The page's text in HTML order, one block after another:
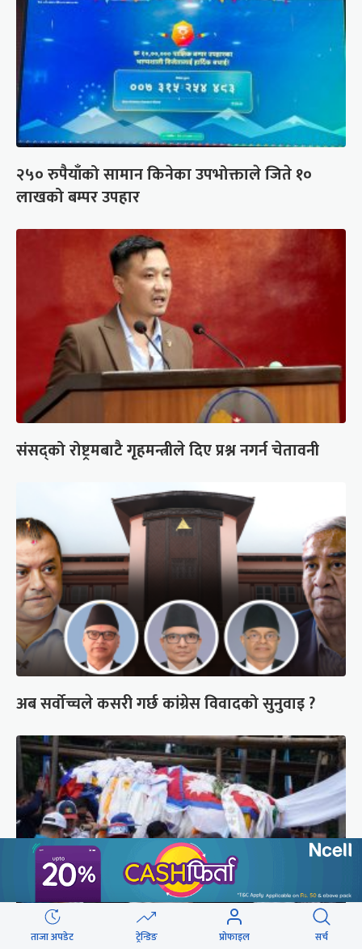
२५० रुपैयाँको सामान किनेका उपभोक्ताले जिते १०
लाखको बम्पर उपहार
संसद्को रोष्ट्रमबाटै गृहमन्त्रीले दिए प्रश्न नगर्न चेतावनी
अब सर्वोच्चले कसरी गर्छ कांग्रेस विवादको सुनुवाइ ?
ताजा अपडेट ट्रेन्डिङ प्रोफाइल सर्च